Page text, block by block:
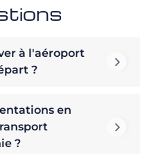
à l'aéroport
?
en
?